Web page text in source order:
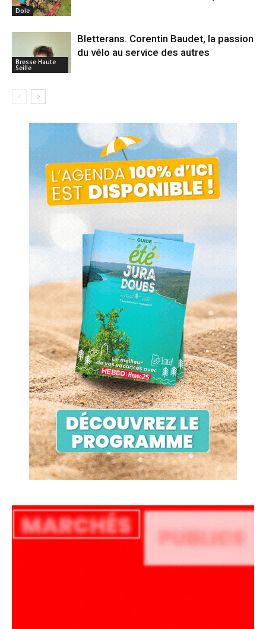
Dole
Bresse Haute
Seille
Bletterans. Corentin Baudet, la passion
du vélo au service des autres